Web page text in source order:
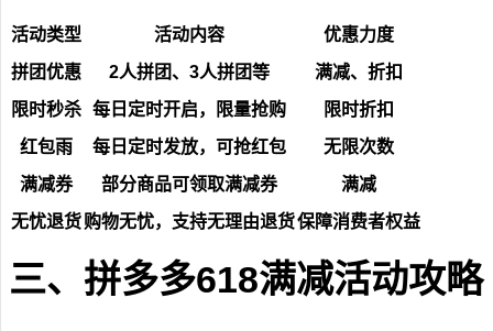
活动类型 活动内容
优惠力度
拼团优惠
2人拼团、3人拼团等
满减、折扣
限时秒杀 每日定时开启，限量抢购
限时折扣
红包雨
每日定时发放，可抢红包
无限次数
满减券
部分商品可领取满减券
满减
无忧退货购物无忧，支持无理由退货保障消费者权益
三、拼多多618满减活动攻略